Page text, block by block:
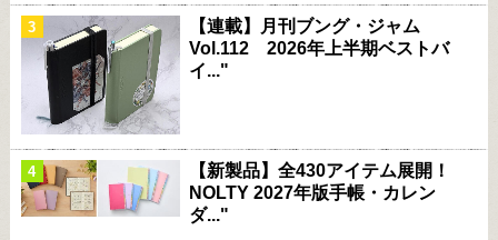
【連載】月刊ブング・ジャム
Vol.112 2026年上半期ベストバ
イ..."
【新製品】全430アイテム展開！
NOLTY 2027年版手帳・カレン
ダ..."